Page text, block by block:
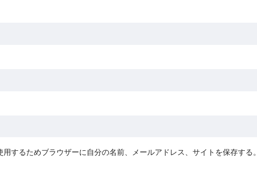
用するためブラウザーに自分の名前、メールアドレス、サイトを保存する。